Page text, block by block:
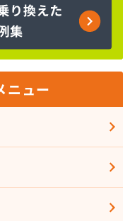
ショールームエコ
/
ニュー